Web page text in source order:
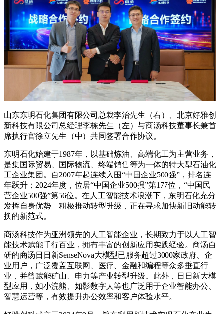
山东东明石化集团有限公司总裁李治先生（右）、北京好雅创
新科技有限公司总经理李栋先生（左）与商汤科技董事长兼首
席执行官徐立先生（中）共同签署合作协议。
东明石化始建于1987年，以基础炼油、高端化工为主营业务，
是集国际贸易、国际物流、终端销售等为一体的特大型石油化
工企业集团。自2007年起连续入围“中国企业500强”，排名连
年跃升；2024年度，位居“中国企业500强”第177位，“中国民
营企业500强”第56位。在人工智能技术浪潮下，东明石化充分
发挥自身优势，积极推动转型升级，正在寻求加快新旧动能转
换的新范式。
商汤科技作为亚洲领先的人工智能企业，长期致力于以人工智
能技术赋能千行百业，拥有丰富的创新应用实践经验。商汤自
研的商汤日日新SenseNova大模型已服务超过3000家政府、企
业用户，广泛覆盖互联网、医疗、金融和编程等众多垂直行
业，并曾赋能矿山、电力等产业转型升级。此外，日日新大模
型应用，如小浣熊、如影数字人等也广泛用于企业智能办公、
智慧运营等，有效提升办公效率和客户体验水平。